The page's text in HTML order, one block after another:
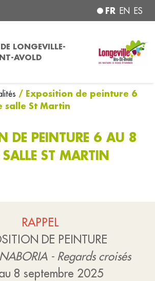
FR EN ES
LONGEVILLE-
AVOLD
/ Exposition de peinture 6
salle St Martin
DE PEINTURE 6 AU 8
SALLE ST MARTIN
RAPPEL
DE PEINTURE
- Regards croisés
8 septembre 2025